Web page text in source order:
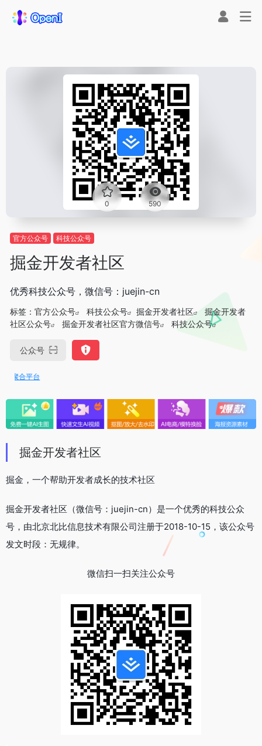
0 590
官方公众号 科技公众号
掘金开发者社区
优秀科技公众号，微信号：juejin-cn
标签： 官方公众号 科技公众号 掘金开发者社区
掘金开发者
社区公众号
掘金开发者社区官方微信号 科技公众号
公众号
合平台
掘金开发者社区
掘金，一个帮助开发者成长的技术社区
掘金开发者社区（微信号：juejin-cn）是一个优秀的科技公众
号，由北京北比信息技术有限公司注册于2018-10-15，该公众号
发文时段：无规律。
微信扫一扫关注公众号